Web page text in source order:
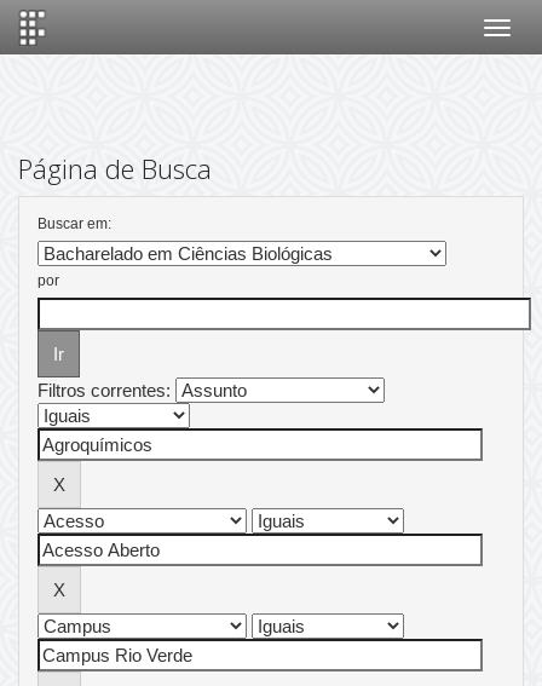
Página de Busca
Buscar em:
por
Filtros correntes: